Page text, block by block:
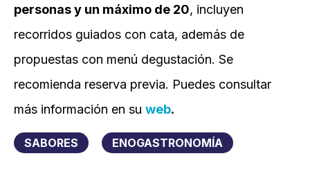
personas y un máximo de 20, incluyen
recorridos guiados con cata, además de
propuestas con menú degustación. Se
recomienda reserva previa. Puedes consultar
más información en su web.
SABORES ENOGASTRONOMÍA